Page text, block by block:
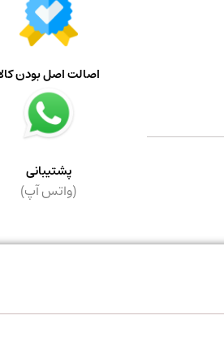
اصالت اصل بودن
پشتیبانی
(واتس آپ)